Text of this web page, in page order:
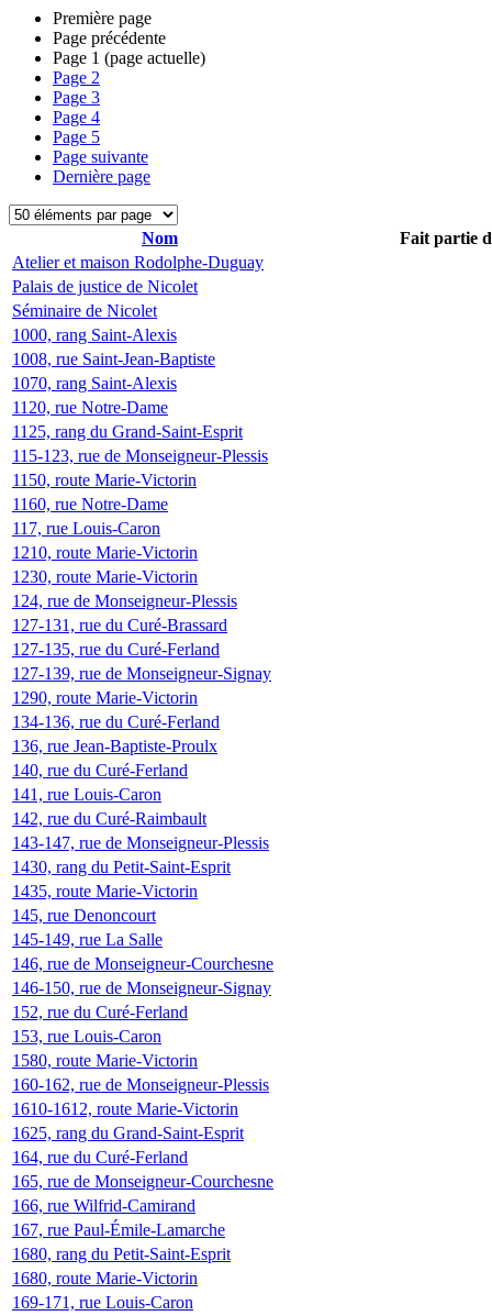
Première page
Page précédente
Page 1 (page actuelle)
Page 2
Page 3
Page 4
Page 5
Page suivante
Dernière page
Nom
Fait partie
Atelier et maison Rodolphe-Duguay
Palais de justice de Nicolet
Séminaire de Nicolet
1000, rang Saint-Alexis
1008, rue Saint-Jean-Baptiste
1070, rang Saint-Alexis
1120, rue Notre-Dame
1125, rang du Grand-Saint-Esprit
115-123, rue de Monseigneur-Plessis
1150, route Marie-Victorin
1160, rue Notre-Dame
117, rue Louis-Caron
1210, route Marie-Victorin
1230, route Marie-Victorin
124, rue de Monseigneur-Plessis
127-131, rue du Curé-Brassard
127-135, rue du Curé-Ferland
127-139, rue de Monseigneur-Signay
1290, route Marie-Victorin
134-136, rue du Curé-Ferland
136, rue Jean-Baptiste-Proulx
140, rue du Curé-Ferland
141, rue Louis-Caron
142, rue du Curé-Raimbault
143-147, rue de Monseigneur-Plessis
1430, rang du Petit-Saint-Esprit
1435, route Marie-Victorin
145, rue Denoncourt
145-149, rue La Salle
146, rue de Monseigneur-Courchesne
146-150, rue de Monseigneur-Signay
152, rue du Curé-Ferland
153, rue Louis-Caron
1580, route Marie-Victorin
160-162, rue de Monseigneur-Plessis
1610-1612, route Marie-Victorin
1625, rang du Grand-Saint-Esprit
164, rue du Curé-Ferland
165, rue de Monseigneur-Courchesne
166, rue Wilfrid-Camirand
167, rue Paul-Émile-Lamarche
1680, rang du Petit-Saint-Esprit
1680, route Marie-Victorin
169-171, rue Louis-Caron